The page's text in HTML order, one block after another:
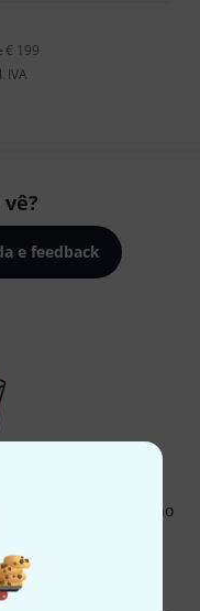
€ 199
IVA
e feedback
inglês e com um
dos
no